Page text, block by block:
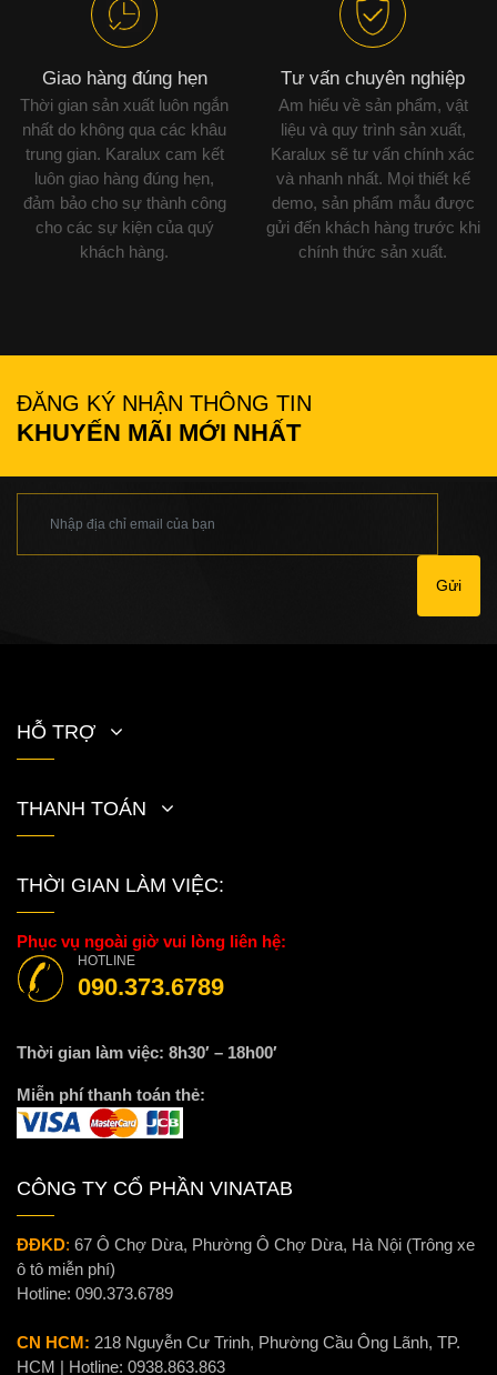
Giao hàng đúng hẹn
Thời gian sản xuất luôn ngắn
nhất do không qua các khâu
trung gian. Karalux cam kết
luôn giao hàng đúng hẹn,
đảm bảo cho sự thành công
cho các sự kiện của quý
khách hàng.
Tư vấn chuyên nghiệp
Am hiểu về sản phẩm, vật
liệu và quy trình sản xuất,
Karalux sẽ tư vấn chính xác
và nhanh nhất. Mọi thiết kế
demo, sản phẩm mẫu được
gửi đến khách hàng trước khi
chính thức sản xuất.
ĐĂNG KÝ NHẬN THÔNG TIN
KHUYẾN MÃI MỚI NHẤT
Gửi
HỖ TRỢ
THANH TOÁN
THỜI GIAN LÀM VIỆC:
Phục vụ ngoài giờ vui lòng liên hệ:
HOTLINE
090.373.6789
Thời gian làm việc: 8h30′ – 18h00′
Miễn phí thanh toán thẻ:
CÔNG TY CỔ PHẦN VINATAB
ĐĐKD: 67 Ô Chợ Dừa, Phường Ô Chợ Dừa, Hà Nội (Trông xe
ô tô miễn phí)
Hotline: 090.373.6789
CN HCM: 218 Nguyễn Cư Trinh, Phường Cầu Ông Lãnh, TP.
HCM | Hotline: 0938.863.863